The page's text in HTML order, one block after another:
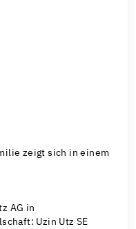
zeigt sich in einem
AG in
Uzin Utz SE